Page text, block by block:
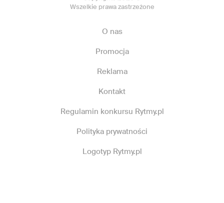
Wszelkie prawa zastrzeżone
O nas
Promocja
Reklama
Kontakt
Regulamin konkursu Rytmy.pl
Polityka prywatności
Logotyp Rytmy.pl